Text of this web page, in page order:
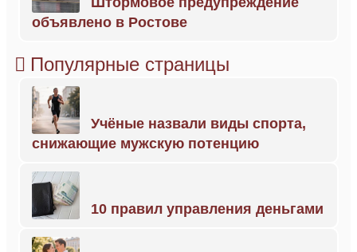
объявлено в Ростове
Популярные страницы
Учёные назвали виды спорта,
снижающие мужскую потенцию
10 правил управления деньгами